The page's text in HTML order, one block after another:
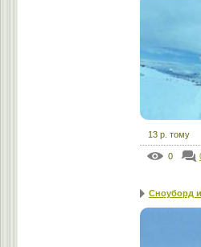
13 р. тому
0
Сноуборд